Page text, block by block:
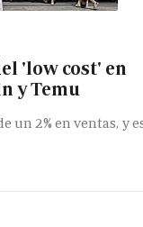
'low cost' en
y Temu
un 2% en ventas, y